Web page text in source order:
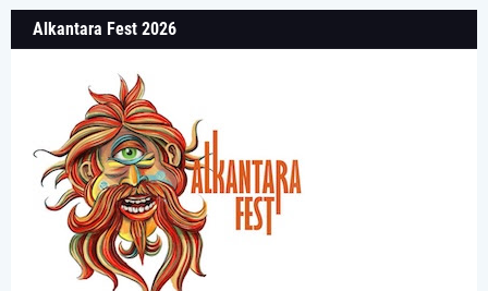
Alkantara Fest 2026